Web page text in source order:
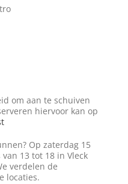
om aan te schuiven
hiervoor kan op
Op zaterdag 15
13 tot 18 in Vleck
verdelen de
locaties.